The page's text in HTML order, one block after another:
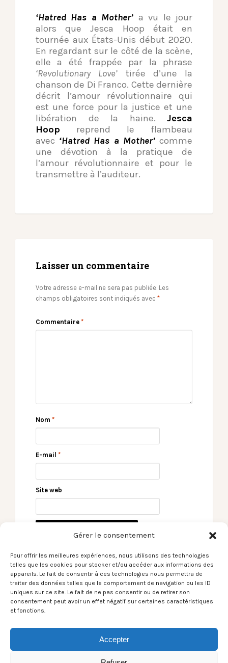
Gérer le consentement
Pour offrir les meilleures expériences, nous utilisons des technologies
telles que les cookies pour stocker et/ou accéder aux informations des
appareils. Le fait de consentir à ces technologies nous permettra de
traiter des données telles que le comportement de navigation ou les ID
uniques sur ce site. Le fait de ne pas consentir ou de retirer son
consentement peut avoir un effet négatif sur certaines caractéristiques
et fonctions.
Accepter
‘Hatred Has a Mother’ a vu le jour
alors que Jesca Hoop était en
tournée aux États-Unis début 2020.
En regardant sur le côté de la scène,
elle a été frappée par la phrase
‘Revolutionary Love’ tirée d’une la
chanson de Di Franco. Cette dernière
décrit l’amour révolutionnaire qui
est une force pour la justice et une
libération de la haine. Jesca
Hoop reprend le flambeau
avec ‘Hatred Has a Mother’comme
une dévotion à la pratique de
l’amour révolutionnaire et pour le
transmettre à l’auditeur.
Laisser un commentaire
Votre adresse e-mail ne sera pas publiée. Les
champs obligatoires sont indiqués avec *
Commentaire *
Nom *
E-mail *
Site web
Kosma – Dominique
Cerrada – Desman
Anniversaire 7Radio –
← [Du Son sans blabla]
The Smile / Free in the
Knowledge